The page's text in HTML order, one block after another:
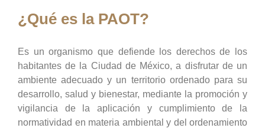
¿Qué es la PAOT?
Es un organismo que defiende los derechos de los
habitantes de la Ciudad de México, a disfrutar de un
ambiente adecuado y un territorio ordenado para su
desarrollo, salud y bienestar, mediante la promoción y
vigilancia de la aplicación y cumplimiento de la
normatividad en materia ambiental y del ordenamiento